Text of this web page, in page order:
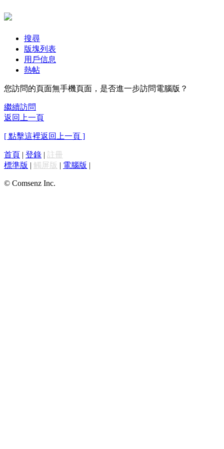
搜尋
版塊列表
用戶信息
熱帖
您訪問的頁面無手機頁面，是否進一步訪問電腦版？
繼續訪問
返回上一頁
[ 點擊這裡返回上一頁 ]
首頁 | 登錄 | 註冊
標準版 | 觸屏版 | 電腦版 |
© Comsenz Inc.